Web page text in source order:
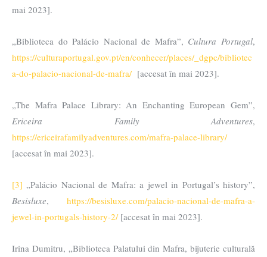
mai 2023].
„Biblioteca do Palácio Nacional de Mafra”, Cultura Portugal,
https://culturaportugal.gov.pt/en/conhecer/places/_dgpc/bibliotec
a-do-palacio-nacional-de-mafra/[accesat în mai 2023].
„The Mafra Palace Library: An Enchanting European Gem”,
Ericeira Family Adventures,
https://ericeirafamilyadventures.com/mafra-palace-library/
[accesat în mai 2023].
[3] „Palácio Nacional de Mafra: a jewel in Portugal’s history”,
Besisluxe, https://besisluxe.com/palacio-nacional-de-mafra-a-
jewel-in-portugals-history-2/[accesat în mai 2023].
Irina Dumitru, „Biblioteca Palatului din Mafra, bijuterie culturală